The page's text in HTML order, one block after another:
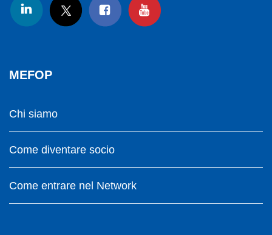
MEFOP
Chi siamo
Come diventare socio
Come entrare nel Network